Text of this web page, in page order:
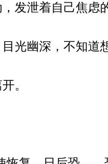
发泄着自己焦虑
光幽深，不知道
。